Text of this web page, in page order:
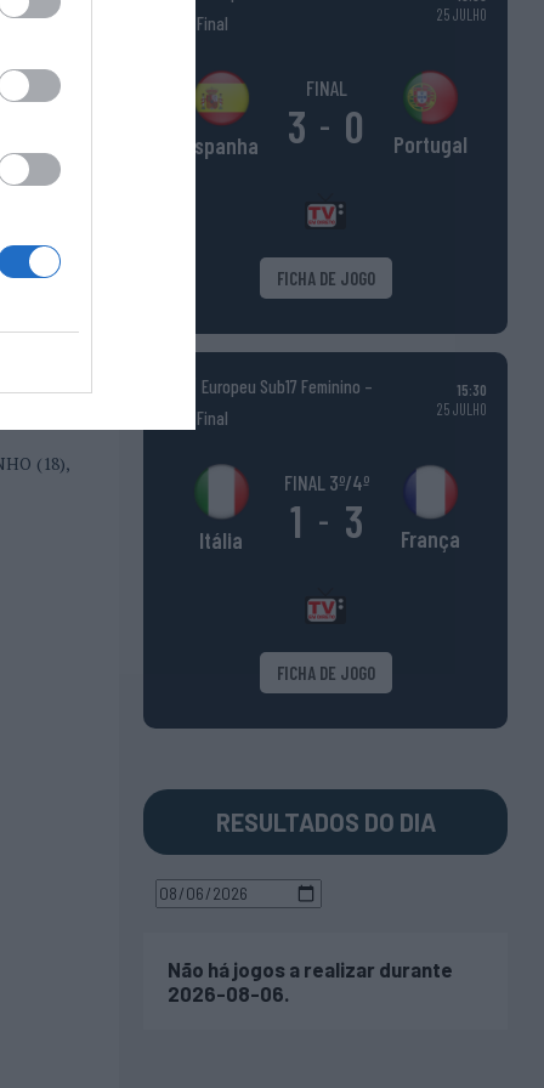
em
com
de
o
(18),
Fase Final
25 JULHO
Espanha
FINAL
3 - 0 Portugal
FICHA DE JOGO
Europeu Sub17 Feminino –
Fase Final
15:30
25 JULHO
Itália
FINAL 3º/4º
1 - 3 França
FICHA DE JOGO
RESULTADOS DO DIA
Não há jogos a realizar durante
2026-08-06.